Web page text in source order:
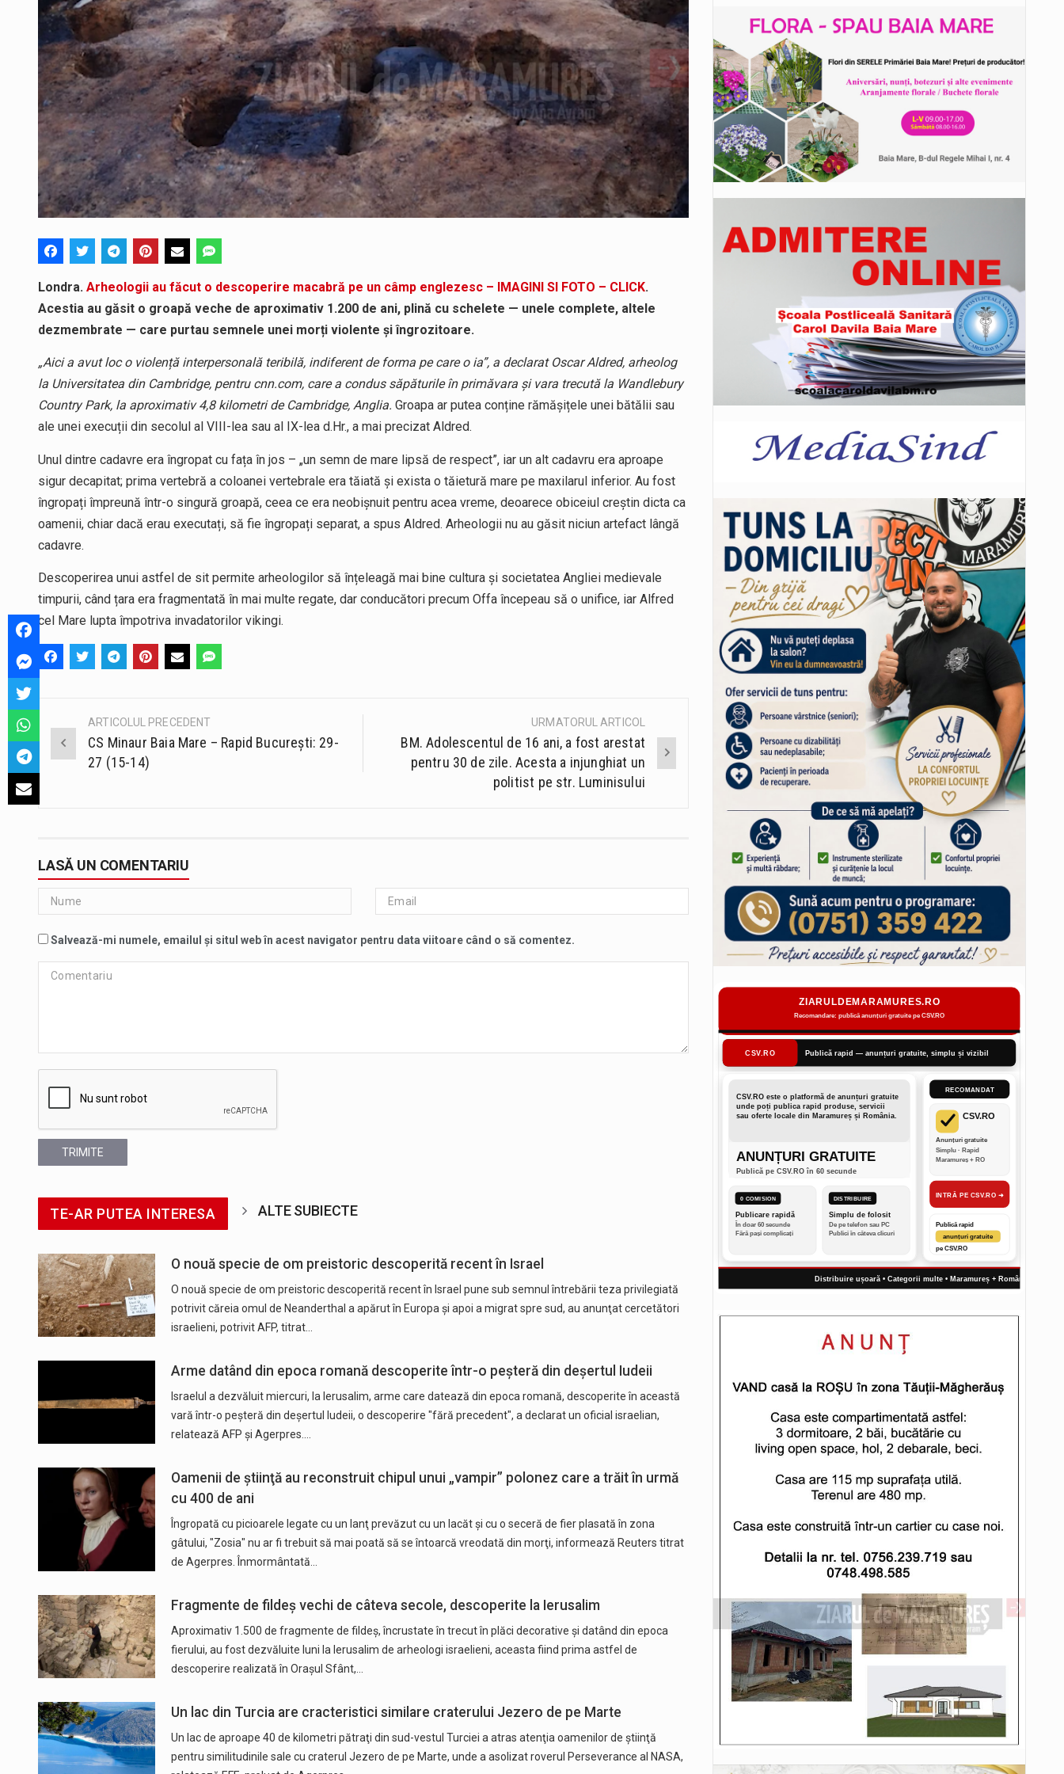
Londra. Arheologii au făcut o descoperire macabră pe un câmp englezesc – IMAGINI SI FOTO – CLICK.
Acestia au găsit o groapă veche de aproximativ 1.200 de ani, plină cu schelete — unele complete, altele
dezmembrate — care purtau semnele unei morți violente și îngrozitoare.
„Aici a avut loc o violență interpersonală teribilă, indiferent de forma pe care o ia”, a declarat Oscar Aldred, arheolog
la Universitatea din Cambridge, pentru cnn.com, care a condus săpăturile în primăvara și vara trecută la Wandlebury
Country Park, la aproximativ 4,8 kilometri de Cambridge, Anglia. Groapa ar putea conține rămășițele unei bătălii sau
ale unei execuții din secolul al VIII-lea sau al IX-lea d.Hr., a mai precizat Aldred.
Unul dintre cadavre era îngropat cu fața în jos – „un semn de mare lipsă de respect”, iar un alt cadavru era aproape
sigur decapitat; prima vertebră a coloanei vertebrale era tăiată și exista o tăietură mare pe maxilarul inferior. Au fost
îngropați împreună într-o singură groapă, ceea ce era neobișnuit pentru acea vreme, deoarece obiceiul creștin dicta ca
oamenii, chiar dacă erau executați, să fie îngropați separat, a spus Aldred. Arheologii nu au găsit niciun artefact lângă
cadavre.
Descoperirea unui astfel de sit permite arheologilor să înțeleagă mai bine cultura și societatea Angliei medievale
timpurii, când țara era fragmentată în mai multe regate, dar conducători precum Offa începeau să o unifice, iar Alfred
cel Mare lupta împotriva invadatorilor vikingi.
Post
navigation
ARTICOLUL PRECEDENT
CS Minaur Baia Mare – Rapid București: 29-
27 (15-14)
URMATORUL ARTICOL
BM. Adolescentul de 16 ani, a fost arestat
pentru 30 de zile. Acesta a injunghiat un
politist pe str. Luminisului
LASĂ UN COMENTARIU
Salvează-mi numele, emailul și situl web în acest navigator pentru data viitoare când o să comentez.
TRIMITE
TE-AR PUTEA INTERESA ALTE SUBIECTE
O nouă specie de om preistoric descoperită recent în Israel
O nouă specie de om preistoric descoperită recent în Israel pune sub semnul întrebării teza privilegiată
potrivit căreia omul de Neanderthal a apărut în Europa şi apoi a migrat spre sud, au anunţat cercetători
israelieni, potrivit AFP, titrat…
Arme datând din epoca romană descoperite într-o peşteră din deşertul Iudeii
Israelul a dezvăluit miercuri, la Ierusalim, arme care datează din epoca romană, descoperite în această
vară într-o peşteră din deşertul Iudeii, o descoperire "fără precedent", a declarat un oficial israelian,
relatează AFP și Agerpres.…
Oamenii de ştiinţă au reconstruit chipul unui „vampir” polonez care a trăit în urmă
cu 400 de ani
Îngropată cu picioarele legate cu un lanţ prevăzut cu un lacăt şi cu o seceră de fier plasată în zona
gâtului, "Zosia" nu ar fi trebuit să mai poată să se întoarcă vreodată din morţi, informează Reuters titrat
de Agerpres. Înmormântată…
Fragmente de fildeş vechi de câteva secole, descoperite la Ierusalim
Aproximativ 1.500 de fragmente de fildeş, încrustate în trecut în plăci decorative şi datând din epoca
fierului, au fost dezvăluite luni la Ierusalim de arheologi israelieni, aceasta fiind prima astfel de
descoperire realizată în Oraşul Sfânt,…
Un lac din Turcia are cracteristici similare craterului Jezero de pe Marte
Un lac de aproape 40 de kilometri pătraţi din sud-vestul Turciei a atras atenţia oamenilor de ştiinţă
pentru similitudinile sale cu craterul Jezero de pe Marte, unde a asolizat roverul Perseverance al NASA,